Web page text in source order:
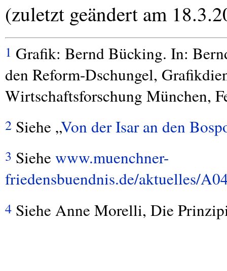
(zuletzt geändert am
1 Grafik: Bernd Bücking. In:
den Reform-Dschungel,
Wirtschaftsforschung München,
2 Siehe „Von der Isar an den
3 Siehe www.muenchner-
friedensbuendnis.de/aktuelles/
4 Siehe Anne Morelli, Die